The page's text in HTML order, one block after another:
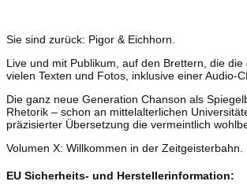
Sie sind zurück: Pigor & Eichhorn.
Live und mit Publikum, auf den Brettern, die
vielen Texten und Fotos, inklusive einer Audio-
Die ganz neue Generation Chanson als
Rhetorik – schon an mittelalterlichen
präzisierter Übersetzung die vermeintlich
Volumen X: Willkommen in der Zeitgeisterbahn.
EU Sicherheits- und Herstellerinformation: